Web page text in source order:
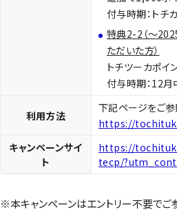
付与時期：トチ
特典2-2（～
ただいた方）
トチツーカポイ
付与時期：12
利用方法
下記ページをご参
https://
キャンペーンサイ
ト
https://
tecp/
※本キャンペーンはエントリー不要でご